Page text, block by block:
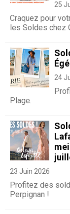
25
Craquez pour
les Soldes chez
24
Plage.
23 Juin 2026
Profitez des
Perpignan !